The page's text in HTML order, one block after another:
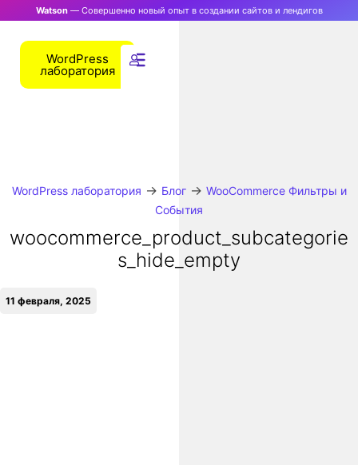
Watson— Совершенно новый опыт в создании сайтов и лендигов
WordPress
лаборатория
WordPress лаборатория → Блог→ WooCommerce Фильтры и
События
woocommerce_product_subcategorie
s_hide_empty
11 февраля, 2025